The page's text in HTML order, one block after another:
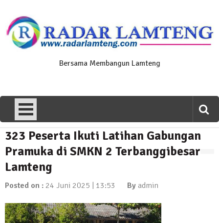
content
Bersama Membangun Lamteng
News Flash
Polres Lamteng Gelar Upacara
Peringatan Hari Pahlawan, Teladani
10 November 2025 | 14:07
Puluhan Warga Dusun III Geruduk
Balai Kampung Pujobasuki, Tuntut
323 Peserta Ikuti Latihan Gabungan
Pramuka di SMKN 2 Terbanggibesar
Lamteng
Posted on : 24 Juni 2025 | 13:53 By admin